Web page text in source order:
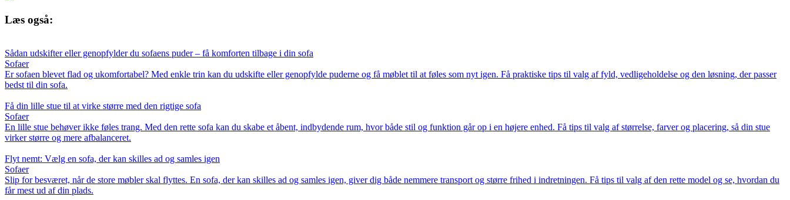
Læs også:
Sådan udskifter eller genopfylder du sofaens puder – få komforten tilbage i din sofa
Sofaer
Er sofaen blevet flad og ukomfortabel? Med enkle trin kan du udskifte eller genopfylde puderne og få møblet til at føles som nyt igen. Få praktiske tips til valg af fyld, vedligeholdelse og den løsning, der passer
bedst til din sofa.
Få din lille stue til at virke større med den rigtige sofa
Sofaer
En lille stue behøver ikke føles trang. Med den rette sofa kan du skabe et åbent, indbydende rum, hvor både stil og funktion går op i en højere enhed. Få tips til valg af størrelse, farver og placering, så din stue
virker større og mere afbalanceret.
Flyt nemt: Vælg en sofa, der kan skilles ad og samles igen
Sofaer
Slip for besværet, når de store møbler skal flyttes. En sofa, der kan skilles ad og samles igen, giver dig både nemmere transport og større frihed i indretningen. Få tips til valg af den rette model og se, hvordan du
får mest ud af din plads.